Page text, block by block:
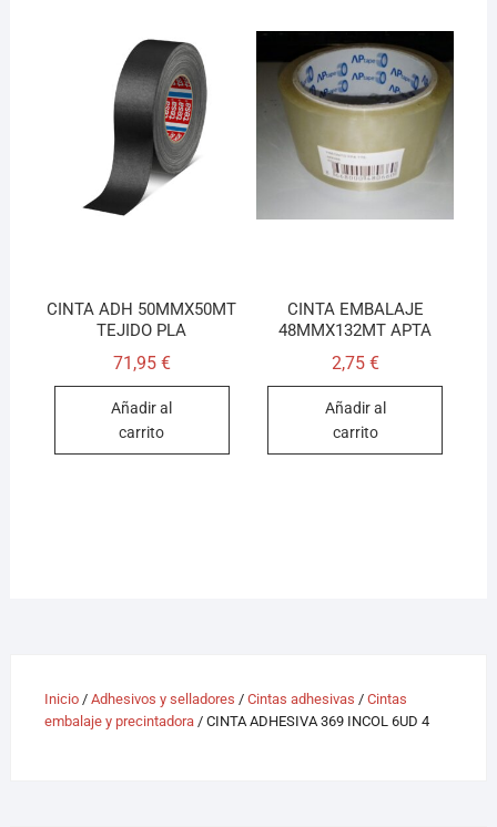
CINTA ADH 50MMX50MT
TEJIDO PLA
71,95 €
Añadir al
carrito
CINTA EMBALAJE
48MMX132MT APTA
2,75 €
Añadir al
carrito
Inicio/ Adhesivos y selladores / Cintas adhesivas / Cintas
embalaje y precintadora/ CINTA ADHESIVA 369 INCOL 6UD 4